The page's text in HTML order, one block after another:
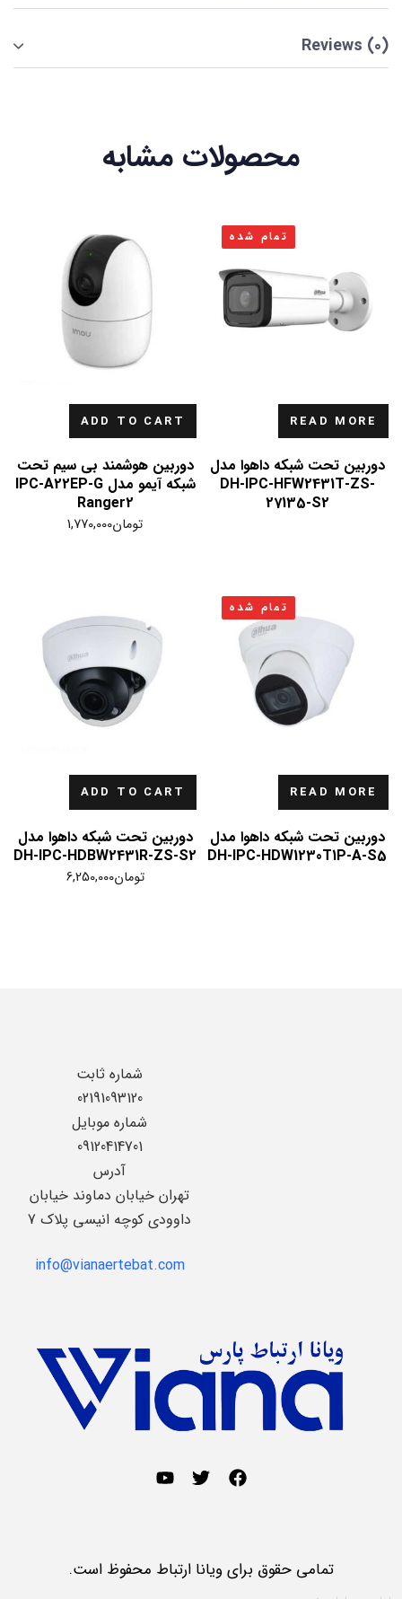
Reviews (0)
محصولات مشابه
تمام شده
READ MORE
دوربین تحت شبکه داهوا مدل
DH-IPC-HFW2431T-ZS-
27135-S2
ADD TO CART
دوربین هوشمند بی سیم تحت
شبکه آیمو مدل IPC-A22EP-G
Ranger2
تومان1,770,000
تمام شده
READ MORE
دوربین تحت شبکه داهوا مدل
DH-IPC-HDW1230T1P-A-S5
ADD TO CART
دوربین تحت شبکه داهوا مدل
DH-IPC-HDBW2431R-ZS-S2
تومان6,250,000
شماره ثابت
02191093120
شماره موبایل
09120414701
آدرس
تهران خیابان دماوند خیابان
داوودی کوچه انیسی پلاک 7
info@vianaertebat.com
تمامی حقوق برای ویانا ارتباط محفوظ است.